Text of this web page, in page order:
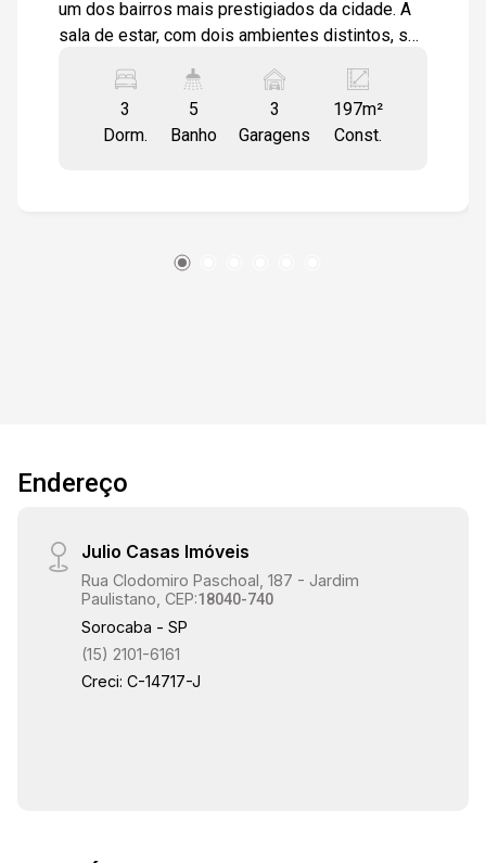
um dos bairros mais prestigiados da cidade. A
sala de estar, com dois ambientes distintos, se
com modulados e churrasqueira, proporcionando
uma vista deslumbrante da cidade. A sala de TV
pode ser adaptada para um escritório,
modulada que inclui depurador, forno elétrico,
uma despensa com armários. As áreas
molhadas possuem piso em porcelanato,
imóvel ainda oferece três vagas de garagem
cobertas, garantindo comodidade e segurança.
Gostaria de saber mais informações ou agendar
uma visita?
3
Dorm.
5
Banho
3
Garagens
197m²
Const.
Endereço
Julio Casas Imóveis
Rua Clodomiro Paschoal, 187 - Jardim
Paulistano, CEP:18040-740
Sorocaba - SP
(15) 2101-6161
Creci: C-14717-J